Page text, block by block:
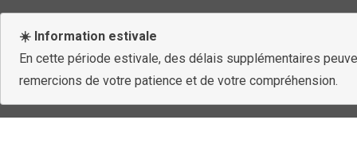
☀️ Information estivale
En cette période estivale, des délais supplémentaires
remercions de votre patience et de votre compréhension.